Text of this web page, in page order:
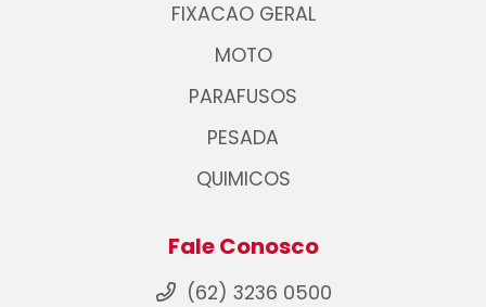
FIXACAO GERAL
MOTO
PARAFUSOS
PESADA
QUIMICOS
Fale Conosco
(62) 3236 0500